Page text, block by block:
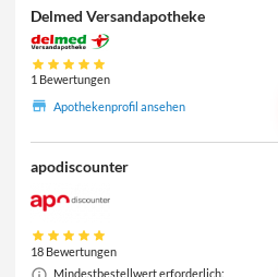
Delmed Versandapotheke
1 Bewertungen
Apothekenprofil ansehen
apodiscounter
18 Bewertungen
Mindestbestellwert erforderlich: